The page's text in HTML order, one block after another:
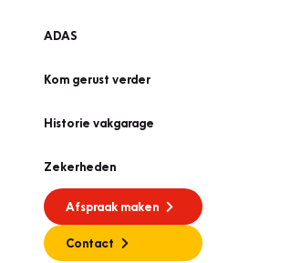
ADAS
Kom gerust verder
Historie vakgarage
Zekerheden
Afspraak maken
Contact